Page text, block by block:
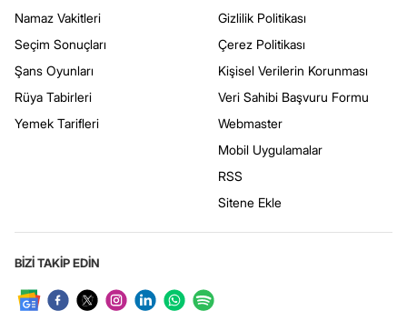
Namaz Vakitleri
Seçim Sonuçları
Şans Oyunları
Rüya Tabirleri
Yemek Tarifleri
Gizlilik Politikası
Çerez Politikası
Kişisel Verilerin Korunması
Veri Sahibi Başvuru Formu
Webmaster
Mobil Uygulamalar
RSS
Sitene Ekle
BİZİ TAKİP EDİN